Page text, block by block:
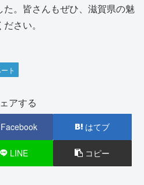
。皆さんもぜひ、滋賀県の魅
さい。
ト
アする
Facebook はてブ
LINE コピー